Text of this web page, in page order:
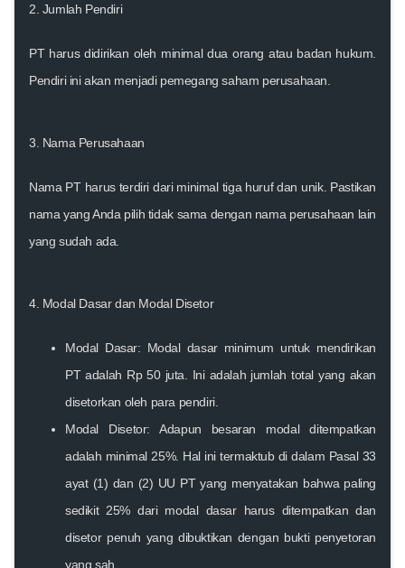
2. Jumlah Pendiri
PT harus didirikan oleh minimal dua orang atau badan hukum.
Pendiri ini akan menjadi pemegang saham perusahaan.
3. Nama Perusahaan
Nama PT harus terdiri dari minimal tiga huruf dan unik. Pastikan
nama yang Anda pilih tidak sama dengan nama perusahaan lain
yang sudah ada.
4. Modal Dasar dan Modal Disetor
Modal Dasar: Modal dasar minimum untuk mendirikan
PT adalah Rp 50 juta. Ini adalah jumlah total yang akan
disetorkan oleh para pendiri.
Modal Disetor: Adapun besaran modal ditempatkan
adalah minimal 25%. Hal ini termaktub di dalam Pasal 33
ayat (1) dan (2) UU PT yang menyatakan bahwa paling
sedikit 25% dari modal dasar harus ditempatkan dan
disetor penuh yang dibuktikan dengan bukti penyetoran
yang sah.